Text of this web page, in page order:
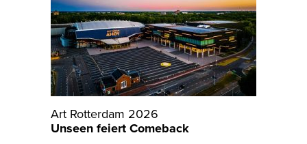
Art Rotterdam 2026
Unseen feiert Comeback